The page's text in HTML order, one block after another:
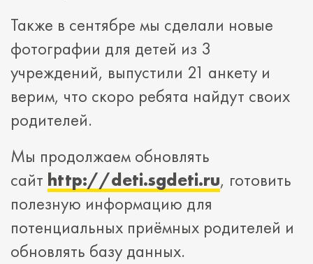
Также в сентябре мы сделали новые
фотографии для детей из 3
учреждений, выпустили 21 анкету и
верим, что скоро ребята найдут своих
родителей.
Мы продолжаем обновлять
сайт http://deti.sgdeti.ru, готовить
полезную информацию для
потенциальных приёмных родителей и
обновлять базу данных.